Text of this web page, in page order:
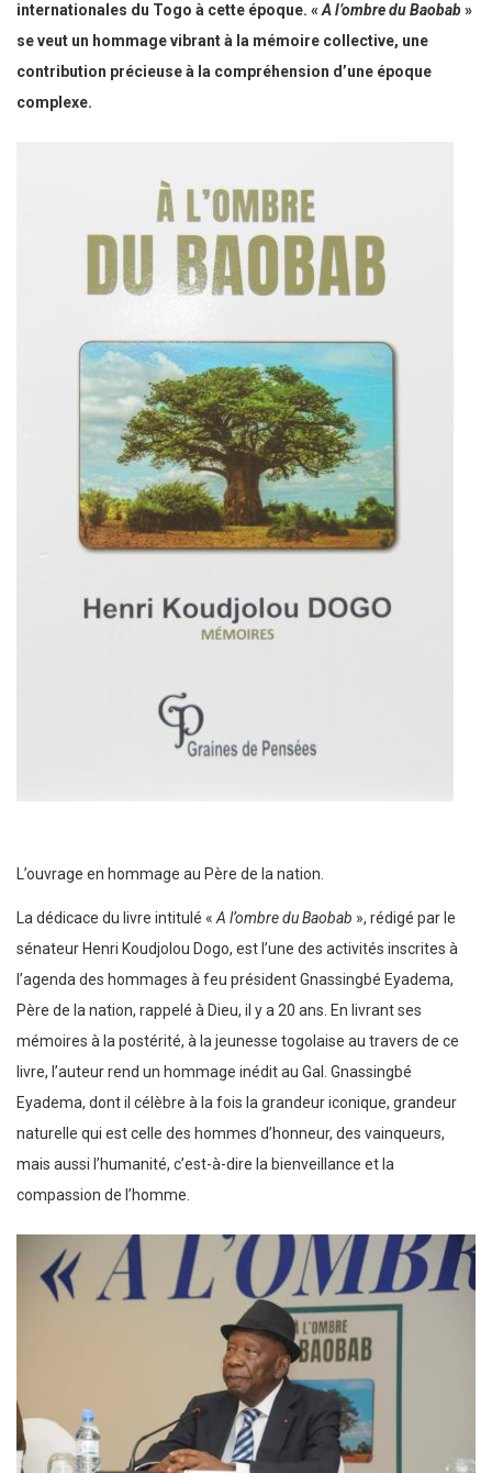
internationales du Togo à cette époque. «A l’ombre du Baobab»
se veut un hommage vibrant à la mémoire collective, une
contribution précieuse à la compréhension d’une époque
complexe.
L’ouvrage en hommage au Père de la nation.
La dédicace du livre intitulé «A l’ombre du Baobab », rédigé par le
sénateur Henri Koudjolou Dogo, est l’une des activités inscrites à
l’agenda des hommages à feu président Gnassingbé Eyadema,
Père de la nation, rappelé à Dieu, il y a 20 ans. En livrant ses
mémoires à la postérité, à la jeunesse togolaise au travers de ce
livre, l’auteur rend un hommage inédit au Gal. Gnassingbé
Eyadema, dont il célèbre à la fois la grandeur iconique, grandeur
naturelle qui est celle des hommes d’honneur, des vainqueurs,
mais aussi l’humanité, c’est-à-dire la bienveillance et la
compassion de l’homme.